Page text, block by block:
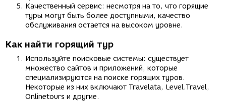
Качественный сервис: несмотря на то, что горящие
туры могут быть более доступными, качество
обслуживания остается на высоком уровне.
Как найти горящий тур
Используйте поисковые системы: существует
множество сайтов и приложений, которые
специализируются на поиске горящих туров.
Некоторые из них включают Travelata, Level.Travel,
Onlinetours и другие.